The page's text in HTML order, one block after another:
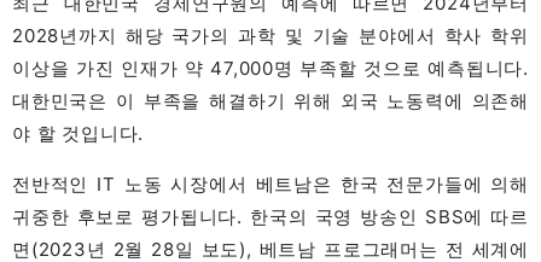
2028년까지 해당 국가의 과학 및 기술 분야에서 학사 학위
이상을 가진 인재가 약 47,000명 부족할 것으로 예측됩니다.
대한민국은 이 부족을 해결하기 위해 외국 노동력에 의존해
야 할 것입니다.
전반적인 IT 노동 시장에서 베트남은 한국 전문가들에 의해
귀중한 후보로 평가됩니다. 한국의 국영 방송인 SBS에 따르
면(2023년 2월 28일 보도), 베트남 프로그래머는 전 세계에